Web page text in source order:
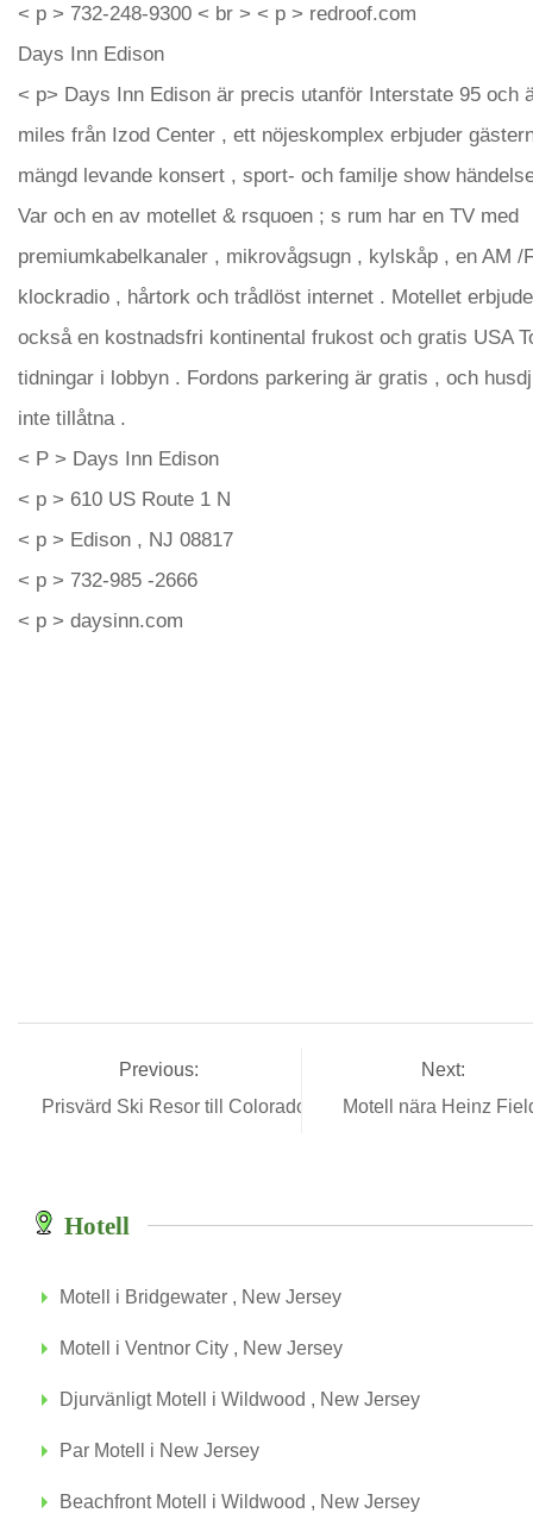
< p > 732-248-9300 < br > < p > redroof.com
Days Inn Edison
< p> Days Inn Edison är precis utanför Interstate 95 och
miles från Izod Center , ett nöjeskomplex erbjuder
mängd levande konsert , sport- och familje show
Var och en av motellet & rsquoen ; s rum har en TV med
premiumkabelkanaler , mikrovågsugn , kylskåp , en AM /
klockradio , hårtork och trådlöst internet . Motellet
också en kostnadsfri kontinental frukost och gratis USA
tidningar i lobbyn . Fordons parkering är gratis , och
inte tillåtna .
< P > Days Inn Edison
< p > 610 US Route 1 N
< p > Edison , NJ 08817
< p > 732-985 -2666
< p > daysinn.com
Previous:
Prisvärd Ski Resor till Colorado
Next:
Motell nära Heinz
Hotell
Motell i Bridgewater , New Jersey
Motell i Ventnor City , New Jersey
Djurvänligt Motell i Wildwood , New Jersey
Par Motell i New Jersey
Beachfront Motell i Wildwood , New Jersey